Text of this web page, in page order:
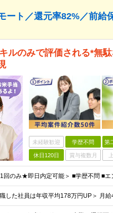
ート／還元率82%／前
ルのみで評価される*無
未経験歓迎 学歴不問 第
休日120日 賞与複数月